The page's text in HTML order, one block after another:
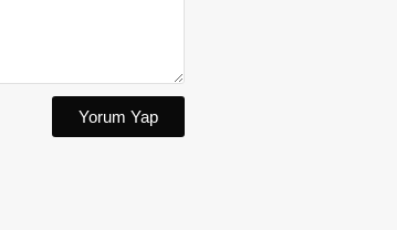
Yorum Yap